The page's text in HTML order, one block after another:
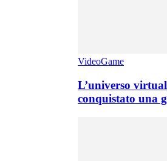
VideoGame
L’universo
conquistato una